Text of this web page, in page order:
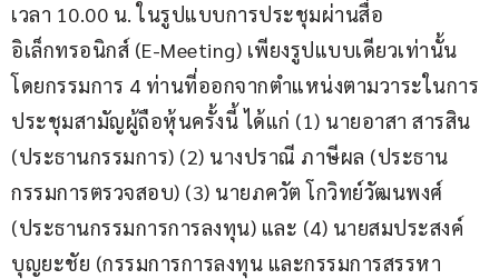
เวลา 10.00 น. ในรูปแบบการประชุมผ่านสื่อ
อิเล็กทรอนิกส์ (E-Meeting) เพียงรูปแบบเดียวเท่านั้น
โดยกรรมการ 4 ท่านที่ออกจากตำแหน่งตามวาระในการ
ประชุมสามัญผู้ถือหุ้นครั้งนี้ ได้แก่ (1) นายอาสา สารสิน
(ประธานกรรมการ) (2) นางปราณี ภาษีผล (ประธาน
กรรมการตรวจสอบ) (3) นายภควัต โกวิทย์วัฒนพงศ์
(ประธานกรรมการการลงทุน) และ (4) นายสมประสงค์
บุญยะชัย (กรรมการการลงทุน และกรรมการสรรหา